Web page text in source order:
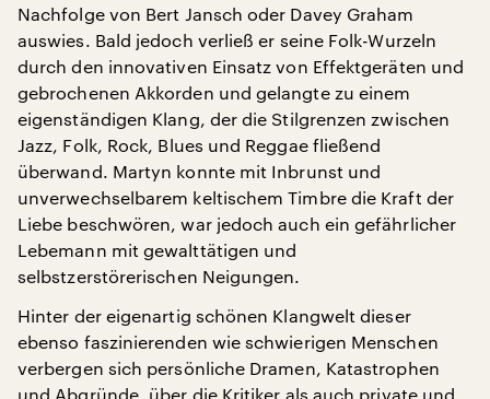
Nachfolge von Bert Jansch oder Davey Graham
auswies. Bald jedoch verließ er seine Folk-Wurzeln
durch den innovativen Einsatz von Effektgeräten und
gebrochenen Akkorden und gelangte zu einem
eigenständigen Klang, der die Stilgrenzen zwischen
Jazz, Folk, Rock, Blues und Reggae fließend
überwand. Martyn konnte mit Inbrunst und
unverwechselbarem keltischem Timbre die Kraft der
Liebe beschwören, war jedoch auch ein gefährlicher
Lebemann mit gewalttätigen und
selbstzerstörerischen Neigungen.
Hinter der eigenartig schönen Klangwelt dieser
ebenso faszinierenden wie schwierigen Menschen
verbergen sich persönliche Dramen, Katastrophen
und Abgründe, über die Kritiker als auch private und